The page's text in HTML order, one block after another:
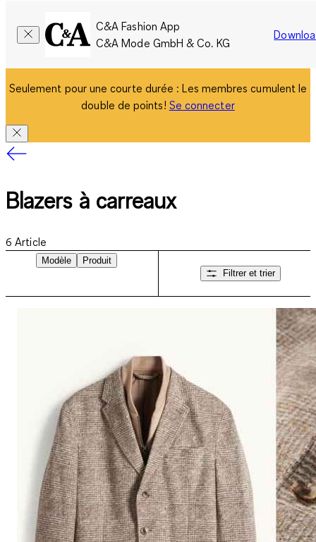
C&A Fashion App
C&A Mode GmbH & Co. KG
Seulement pour une courte durée : Les membres cumulent le
double de points! Se connecter
Blazers à carreaux
6 Article
Modèle
Produit
Filtrer et trier